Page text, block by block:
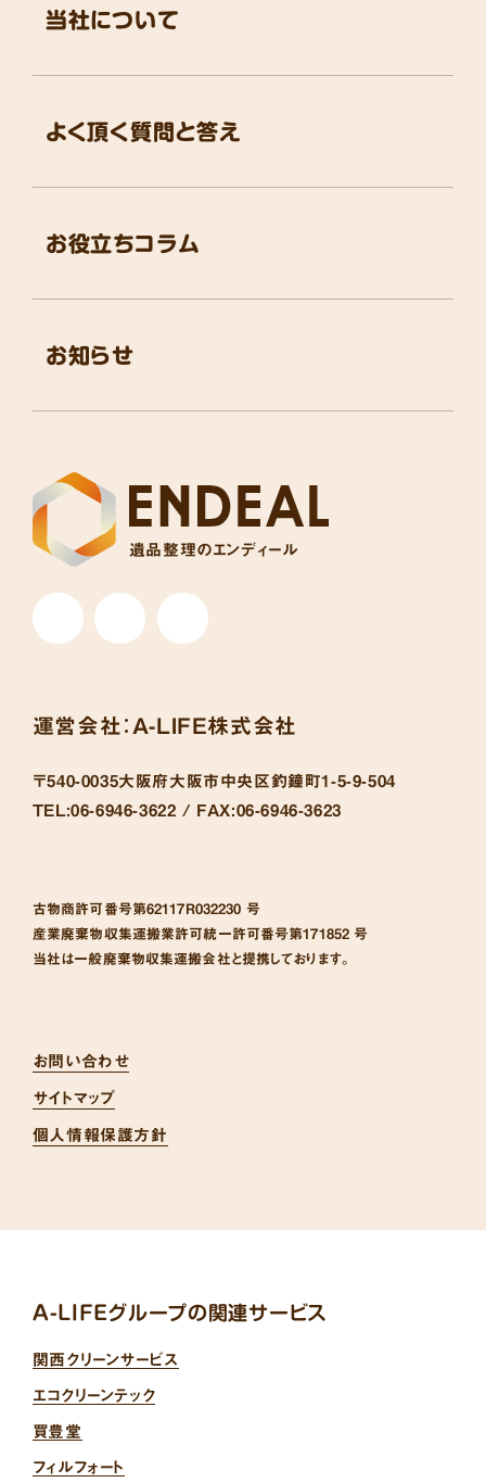
遺品整理のエンディール
お役立ちコラム
よく頂く質問と答え
お知らせ
当社について
運営会社： A-LIFE株式会社
〒540-0035大阪府大阪市中央区釣鐘町1-5-9-504
TEL:06-6946-3622 / FAX:06-6946-3623
古物商許可番号第62117R032230 号
産業廃棄物収集運搬業許可統一許可番号第171852 号
当社は一般廃棄物収集運搬会社と提携しております。
お問い合わせ
サイトマップ
個人情報保護方針
A-LIFEグループの関連サービス
関西クリーンサービス
エコクリーンテック
買豊堂
フィルフォート